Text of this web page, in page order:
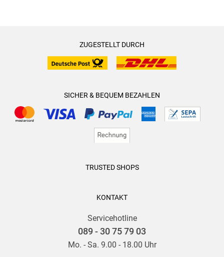
ZUGESTELLT DURCH
SICHER & BEQUEM BEZAHLEN
TRUSTED SHOPS
KONTAKT
Servicehotline
089 - 30 75 79 03
Mo. - Sa. 9.00 - 18.00 Uhr